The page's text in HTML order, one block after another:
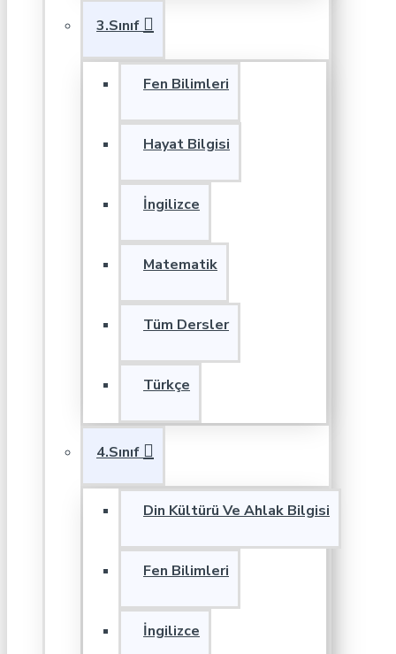
3.Sınıf
Fen Bilimleri
Hayat Bilgisi
İngilizce
Matematik
Tüm Dersler
Türkçe
4.Sınıf
Din Kültürü Ve Ahlak Bilgisi
Fen Bilimleri
İngilizce